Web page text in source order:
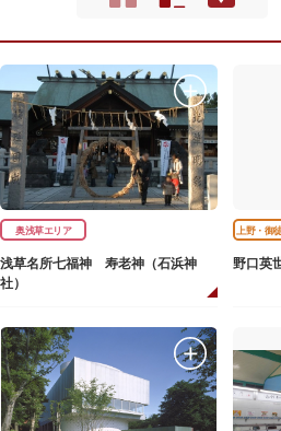
奥浅草エリア
浅草名所七福神 寿老神（石浜神
社）
上野・御
野口英